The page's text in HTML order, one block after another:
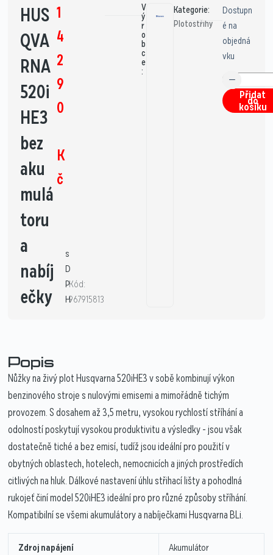
HUS
QVA
RNA
520i
HE3
bez
aku
mulá
toru
a
nabíj
ečky
1
4
2
9
0
K
č
s
D
P
H
Kód:
967915813
V
ý
r
o
b
c
e
:
Kategorie:
Plotostřihy
Dostupn
é na
objedná
vku
Přidat
do
košíku
Popis
Nůžky na živý plot Husqvarna 520iHE3 v sobě kombinují výkon
benzinového stroje s nulovými emisemi a mimořádně tichým
provozem. S dosahem až 3,5 metru, vysokou rychlostí stříhání a
odolností poskytují vysokou produktivitu a výsledky - jsou však
dostatečně tiché a bez emisí, tudíž jsou ideální pro použití v
obytných oblastech, hotelech, nemocnicích a jiných prostředích
citlivých na hluk. Dálkové nastavení úhlu střihací lišty a pohodlná
rukojeť činí model 520iHE3 ideální pro pro různé způsoby stříhání.
Kompatibilní se všemi akumulátory a nabíječkami Husqvarna BLi.
Zdroj napájení Akumulátor